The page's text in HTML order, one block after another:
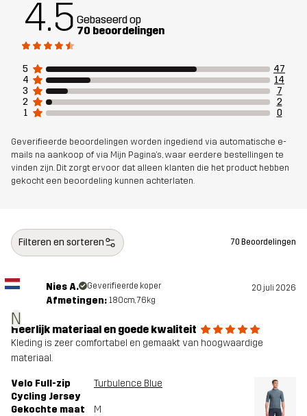
Het model is 180 cm en draagt S
Pasvorm REGULAR
Materiaal
80% Polyamide (Gerecycled), 20%
Elastaan
Ontworpen
voor
FIETSEN
4.5 Gebaseerd op
70 beoordelingen
5
47
4
14
3
7
2
2
1
0
Geverifieerde beoordelingen worden ingediend via automatische e-
mails na aankoop of via Mijn Pagina's, waar eerdere bestellingen te
vinden zijn. Dit zorgt ervoor dat alleen klanten die het product hebben
gekocht een beoordeling kunnen achterlaten.
Filteren en sorteren 70 Beoordelingen
N
Nies A. Geverifieerde koper 20 juli 2026
Afmetingen: 180cm, 76kg
Heerlijk materiaal en goede kwaliteit
Kleding is zeer comfortabel en gemaakt van hoogwaardige
materiaal.
Velo Full-zip
Cycling Jersey
Turbulence Blue
Gekochte maat M